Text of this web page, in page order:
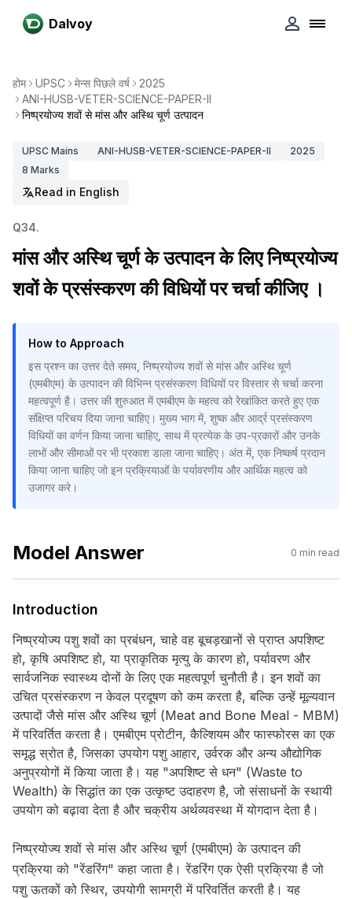
Dalvoy
होम UPSC मेन्स पिछले वर्ष
2025
ANI-HUSB-VETER-SCIENCE-PAPER-II
निष्प्रयोज्य शवों से मांस और अस्थि चूर्ण उत्पादन
UPSC Mains ANI-HUSB-VETER-SCIENCE-PAPER-II
2025
8 Marks
Read in English
Q34.
मांस और अस्थि चूर्ण के उत्पादन के लिए निष्प्रयोज्य
शवों के प्रसंस्करण की विधियों पर चर्चा कीजिए ।
How to Approach
इस प्रश्न का उत्तर देते समय, निष्प्रयोज्य शवों से मांस और अस्थि चूर्ण
(एमबीएम) के उत्पादन की विभिन्न प्रसंस्करण विधियों पर विस्तार से चर्चा करना
महत्वपूर्ण है। उत्तर की शुरुआत में एमबीएम के महत्व को रेखांकित करते हुए एक
संक्षिप्त परिचय दिया जाना चाहिए। मुख्य भाग में, शुष्क और आर्द्र प्रसंस्करण
विधियों का वर्णन किया जाना चाहिए, साथ में प्रत्येक के उप-प्रकारों और उनके
लाभों और सीमाओं पर भी प्रकाश डाला जाना चाहिए। अंत में, एक निष्कर्ष प्रदान
किया जाना चाहिए जो इन प्रक्रियाओं के पर्यावरणीय और आर्थिक महत्व को
उजागर करे।
Model Answer 0 min read
Introduction
निष्प्रयोज्य पशु शवों का प्रबंधन, चाहे वह बूचड़खानों से प्राप्त अपशिष्ट
हो, कृषि अपशिष्ट हो, या प्राकृतिक मृत्यु के कारण हो, पर्यावरण और
सार्वजनिक स्वास्थ्य दोनों के लिए एक महत्वपूर्ण चुनौती है। इन शवों का
उचित प्रसंस्करण न केवल प्रदूषण को कम करता है, बल्कि उन्हें मूल्यवान
उत्पादों जैसे मांस और अस्थि चूर्ण (Meat and Bone Meal - MBM)
में परिवर्तित करता है। एमबीएम प्रोटीन, कैल्शियम और फास्फोरस का एक
समृद्ध स्रोत है, जिसका उपयोग पशु आहार, उर्वरक और अन्य औद्योगिक
अनुप्रयोगों में किया जाता है। यह "अपशिष्ट से धन" (Waste to
Wealth) के सिद्धांत का एक उत्कृष्ट उदाहरण है, जो संसाधनों के स्थायी
उपयोग को बढ़ावा देता है और चक्रीय अर्थव्यवस्था में योगदान देता है।
निष्प्रयोज्य शवों से मांस और अस्थि चूर्ण (एमबीएम) के उत्पादन की
प्रक्रिया को "रेंडरिंग" कहा जाता है। रेंडरिंग एक ऐसी प्रक्रिया है जो
पशु ऊतकों को स्थिर, उपयोगी सामग्री में परिवर्तित करती है। यह